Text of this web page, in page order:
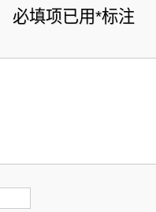
必填项已用*标注